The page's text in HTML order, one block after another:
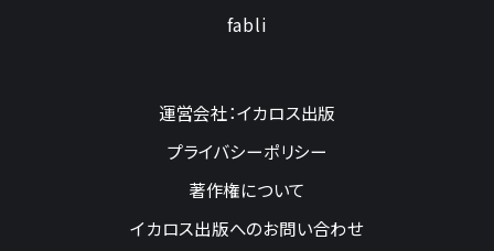
fabli
運営会社：イカロス出版
プライバシーポリシー
著作権について
イカロス出版へのお問い合わせ